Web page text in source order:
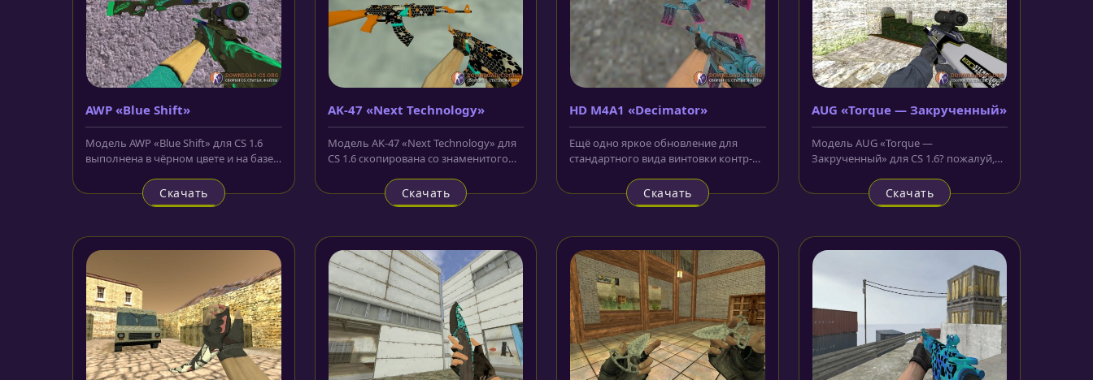
AWP «Blue Shift»
Модель AWP «Blue Shift» для CS 1.6
выполнена в чёрном цвете и на базе
Скачать
AK-47 «Next Technology»
Модель AK-47 «Next Technology» для
CS 1.6 скопирована со знаменитого
Скачать
HD M4A1 «Decimator»
Ещё одно яркое обновление для
стандартного вида винтовки контр-
Скачать
AUG «Torque — Закрученный»
Модель AUG «Torque —
Закрученный» для CS 1.6? пожалуй,
названию....
Скачать